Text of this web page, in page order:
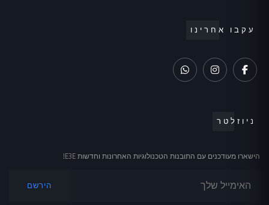
עקבו אחרינו
ניוזלטר
הישארו מעודכנים עם התובנות הטכנולוגיות האחרונות וחדשות E3E!
הירשם